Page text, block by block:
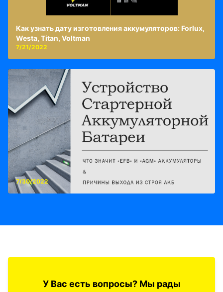
Как узнать дату изготовления аккумуляторов: Forlux,
Westa, Titan, Voltman
7/21/2022
7/30/2022
У Вас есть вопросы? Мы рады